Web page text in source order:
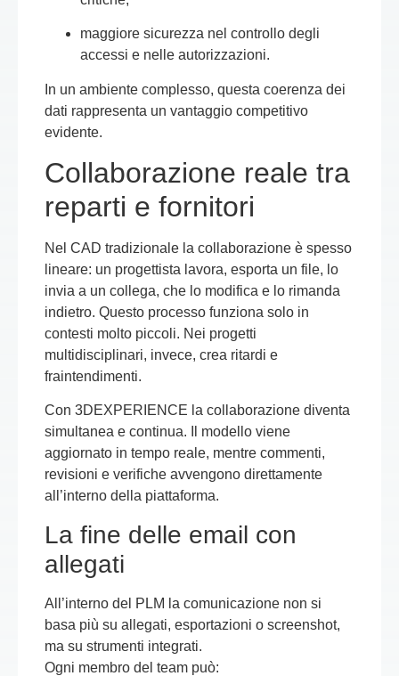
maggiore sicurezza nel controllo degli
accessi e nelle autorizzazioni.
In un ambiente complesso, questa coerenza dei
dati rappresenta un vantaggio competitivo
evidente.
Collaborazione reale tra
reparti e fornitori
Nel CAD tradizionale la collaborazione è spesso
lineare: un progettista lavora, esporta un file, lo
invia a un collega, che lo modifica e lo rimanda
indietro. Questo processo funziona solo in
contesti molto piccoli. Nei progetti
multidisciplinari, invece, crea ritardi e
fraintendimenti.
Con 3DEXPERIENCE la collaborazione diventa
simultanea e continua. Il modello viene
aggiornato in tempo reale, mentre commenti,
revisioni e verifiche avvengono direttamente
all’interno della piattaforma.
La fine delle email con
allegati
All’interno del PLM la comunicazione non si
basa più su allegati, esportazioni o screenshot,
ma su strumenti integrati.
Ogni membro del team può: